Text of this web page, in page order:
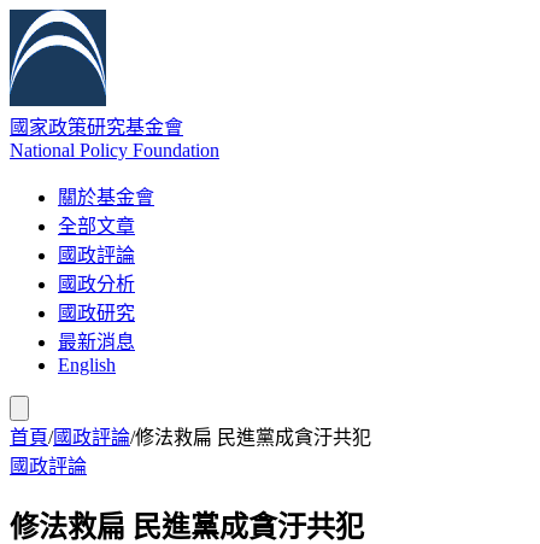
國家政策研究基金會
National Policy Foundation
關於基金會
全部文章
國政評論
國政分析
國政研究
最新消息
English
首頁/國政評論/修法救扁 民進黨成貪汙共犯
國政評論
修法救扁 民進黨成貪汙共犯